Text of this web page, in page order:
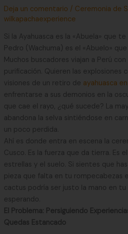
Deja un comentario / Ceremonia de
wilkapachaexperience
Si la Ayahuasca es la «Abuela» que
Pedro (Wachuma) es el «Abuelo»
Muchos buscadores viajan a Perú
purificación. Quieren las explosiones
visiones de un retiro de ayahuasca
enfrentarse a sus demonios en la
que cae el rayo, ¿qué sucede? La
abandona la selva sintiéndose en
un poco perdida.
Ahí es donde entra en escena la
Cusco. Es la fuerza que da tierra. Es
estrellas y el suelo. Si sientes que
pieza que falta en tu rompecabezas
cactus podría ser justo la mano en
esperando.
El Problema: Persiguiendo
Quedas Estancado